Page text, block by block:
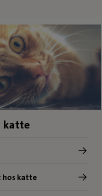
katte
hos katte